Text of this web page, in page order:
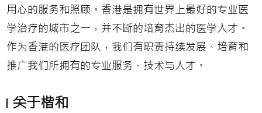
用心的服务和照顾。香港是拥有世界上最好的专业医
学治疗的城市之一，并不断的培育杰出的医学人才。
作为香港的医疗团队，我们有职责持续发展、培育和
推广我们所拥有的专业服务、技术与人才。
关于楷和